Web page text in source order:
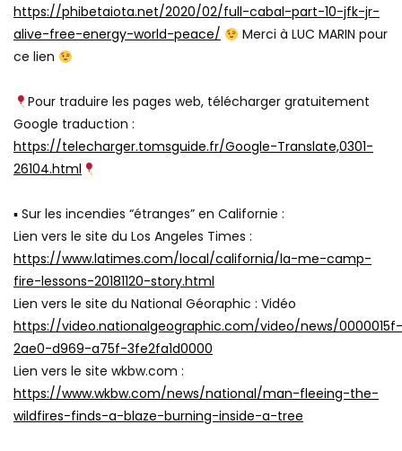
https://phibetaiota.net/2020/02/full-cabal-part-10-jfk-jr-
alive-free-energy-world-peace/
Merci à LUC MARIN pour
ce lien
Pour traduire les pages web, télécharger gratuitement
Google traduction :
https://telecharger.tomsguide.fr/Google-Translate,0301-
26104.html
▪ Sur les incendies “étranges” en Californie :
Lien vers le site du Los Angeles Times :
https://www.latimes.com/local/california/la-me-camp-
fire-lessons-20181120-story.html
Lien vers le site du National Géoraphic : Vidéo
https://video.nationalgeographic.com/video/news/0000015f-
2ae0-d969-a75f-3fe2fa1d0000
Lien vers le site wkbw.com :
https://www.wkbw.com/news/national/man-fleeing-the-
wildfires-finds-a-blaze-burning-inside-a-tree